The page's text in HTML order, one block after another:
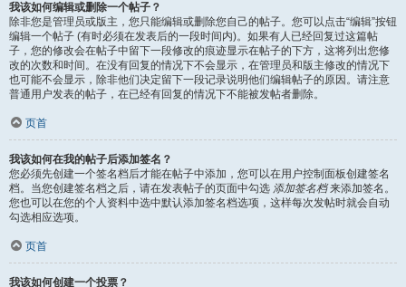
我该如何编辑或删除一个帖子？
除非您是管理员或版主，您只能编辑或删除您自己的帖子。您可以点击“编辑”按钮
编辑一个帖子 (有时必须在发表后的一段时间内)。如果有人已经回复过这篇帖
子，您的修改会在帖子中留下一段修改的痕迹显示在帖子的下方，这将列出您修
改的次数和时间。在没有回复的情况下不会显示，在管理员和版主修改的情况下
也可能不会显示，除非他们决定留下一段记录说明他们编辑帖子的原因。请注意
普通用户发表的帖子，在已经有回复的情况下不能被发帖者删除。
页首
我该如何在我的帖子后添加签名？
您必须先创建一个签名档后才能在帖子中添加，您可以在用户控制面板创建签名
档。当您创建签名档之后，请在发表帖子的页面中勾选 添加签名档来添加签名。
您也可以在您的个人资料中选中默认添加签名档选项，这样每次发帖时就会自动
勾选相应选项。
页首
我该如何创建一个投票？